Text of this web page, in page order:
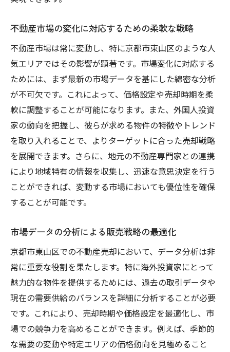
不動産市場の変化に対応するための柔軟な戦略
不動産市場は常に変動し、特に京都市東山区のような人
気エリアではその影響が顕著です。市場変化に対応する
ためには、まず最新の市場データを基にした綿密な分析
が不可欠です。これによって、価格設定や売却時期を柔
軟に調整することが可能になります。また、外国人投資
家の動向を把握し、彼らが求める物件の特徴やトレンド
を取り入れることで、よりターゲットに合った売却戦略
を展開できます。さらに、地元の不動産専門家との連携
により地域特有の情報を収集し、迅速な意思決定を行う
ことができれば、変動する市場においても優位性を確保
することが可能です。
市場データの分析による販売戦略の最適化
京都市東山区での不動産売却において、データ分析は非
常に重要な役割を果たします。特に海外投資家にとって
魅力的な物件を提供するためには、過去の取引データや
現在の需要供給のバランスを詳細に分析することが必要
です。これにより、売却時期や価格設定を最適化し、市
場での競争力を高めることができます。例えば、季節的
な需要の変動や特定エリアの価格動向を見極めること